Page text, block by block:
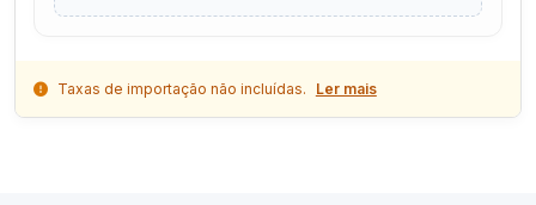
Taxas de importação não incluídas. Ler mais